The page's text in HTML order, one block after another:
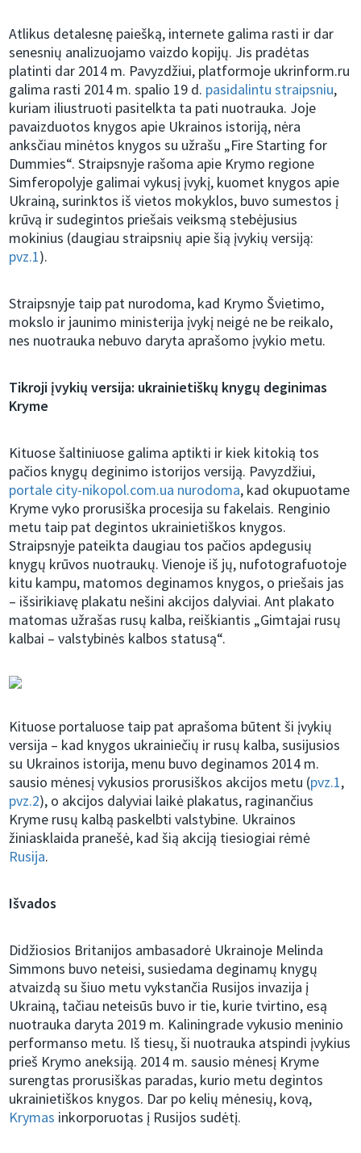
Atlikus detalesnę paiešką, internete galima rasti ir dar
senesnių analizuojamo vaizdo kopijų. Jis pradėtas
platinti dar 2014 m. Pavyzdžiui, platformoje ukrinform.ru
galima rasti 2014 m. spalio 19 d. pasidalintu straipsniu,
kuriam iliustruoti pasitelkta ta pati nuotrauka. Joje
pavaizduotos knygos apie Ukrainos istoriją, nėra
anksčiau minėtos knygos su užrašu „Fire Starting for
Dummies“. Straipsnyje rašoma apie Krymo regione
Simferopolyje galimai vykusį įvykį, kuomet knygos apie
Ukrainą, surinktos iš vietos mokyklos, buvo sumestos į
krūvą ir sudegintos priešais veiksmą stebėjusius
mokinius (daugiau straipsnių apie šią įvykių versiją:
pvz.1).
Straipsnyje taip pat nurodoma, kad Krymo Švietimo,
mokslo ir jaunimo ministerija įvykį neigė ne be reikalo,
nes nuotrauka nebuvo daryta aprašomo įvykio metu.
Tikroji įvykių versija: ukrainietiškų knygų deginimas
Kryme
Kituose šaltiniuose galima aptikti ir kiek kitokią tos
pačios knygų deginimo istorijos versiją. Pavyzdžiui,
portale city-nikopol.com.ua nurodoma, kad okupuotame
Kryme vyko prorusiška procesija su fakelais. Renginio
metu taip pat degintos ukrainietiškos knygos.
Straipsnyje pateikta daugiau tos pačios apdegusių
knygų krūvos nuotraukų. Vienoje iš jų, nufotografuotoje
kitu kampu, matomos deginamos knygos, o priešais jas
– išsirikiavę plakatu nešini akcijos dalyviai. Ant plakato
matomas užrašas rusų kalba, reiškiantis „Gimtajai rusų
kalbai – valstybinės kalbos statusą“.
Kituose portaluose taip pat aprašoma būtent ši įvykių
versija – kad knygos ukrainiečių ir rusų kalba, susijusios
su Ukrainos istorija, menu buvo deginamos 2014 m.
sausio mėnesį vykusios prorusiškos akcijos metu (pvz.1,
pvz.2), o akcijos dalyviai laikė plakatus, raginančius
Kryme rusų kalbą paskelbti valstybine. Ukrainos
žiniasklaida pranešė, kad šią akciją tiesiogiai rėmė
Rusija.
Išvados
Didžiosios Britanijos ambasadorė Ukrainoje Melinda
Simmons buvo neteisi, susiedama deginamų knygų
atvaizdą su šiuo metu vykstančia Rusijos invazija į
Ukrainą, tačiau neteisūs buvo ir tie, kurie tvirtino, esą
nuotrauka daryta 2019 m. Kaliningrade vykusio meninio
performanso metu. Iš tiesų, ši nuotrauka atspindi įvykius
prieš Krymo aneksiją. 2014 m. sausio mėnesį Kryme
surengtas prorusiškas paradas, kurio metu degintos
ukrainietiškos knygos. Dar po kelių mėnesių, kovą,
Krymas inkorporuotas į Rusijos sudėtį.